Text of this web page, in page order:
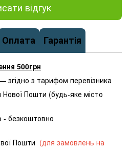
відгук
Оплата Гарантія
500грн
згідно з тарифом перевізника
Пошти (будь-яке місто
- безкоштовно
Пошти (для замовлень на